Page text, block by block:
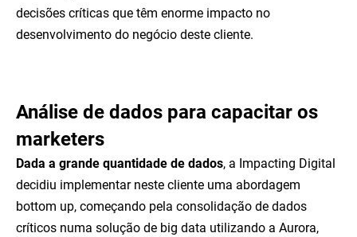
decisões críticas que têm enorme impacto no
desenvolvimento do negócio deste cliente.
Análise de dados para capacitar os
marketers
Dada a grande quantidade de dados, a Impacting Digital
decidiu implementar neste cliente uma abordagem
bottom up, começando pela consolidação de dados
críticos numa solução de big data utilizando a Aurora,